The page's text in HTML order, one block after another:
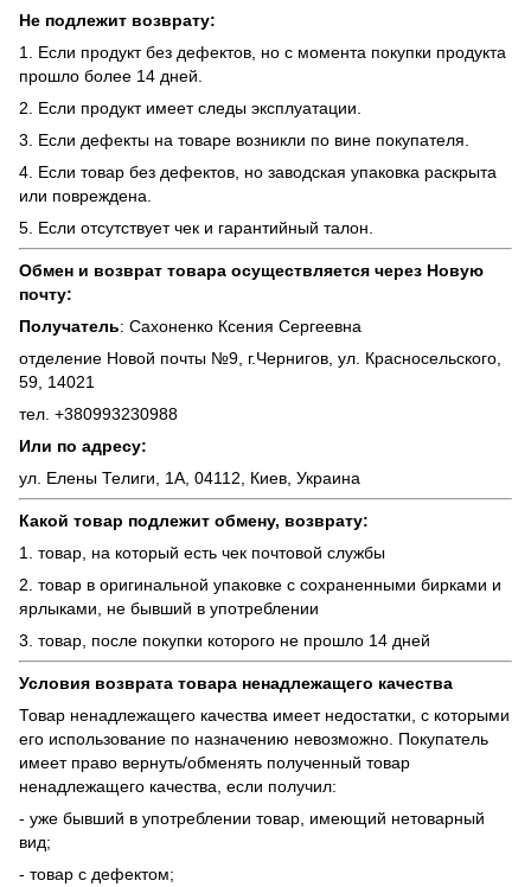
Не подлежит возврату:
1. Если продукт без дефектов, но с момента покупки продукта
прошло более 14 дней.
2. Если продукт имеет следы эксплуатации.
3. Если дефекты на товаре возникли по вине покупателя.
4. Если товар без дефектов, но заводская упаковка раскрыта
или повреждена.
5. Если отсутствует чек и гарантийный талон.
Обмен и возврат товара осуществляется через Новую
почту:
Получатель: Сахоненко Ксения Сергеевна
отделение Новой почты №9, г.Чернигов, ул. Красносельского,
59, 14021
тел. +380993230988
Или по адресу:
ул. Елены Телиги, 1А, 04112, Киев, Украина
Какой товар подлежит обмену, возврату:
1. товар, на который есть чек почтовой службы
2. товар в оригинальной упаковке с сохраненными бирками и
ярлыками, не бывший в употреблении
3. товар, после покупки которого не прошло 14 дней
Условия возврата товара ненадлежащего качества
Товар ненадлежащего качества имеет недостатки, с которыми
его использование по назначению невозможно. Покупатель
имеет право вернуть/обменять полученный товар
ненадлежащего качества, если получил:
- уже бывший в употреблении товар, имеющий нетоварный
вид;
- товар с дефектом;